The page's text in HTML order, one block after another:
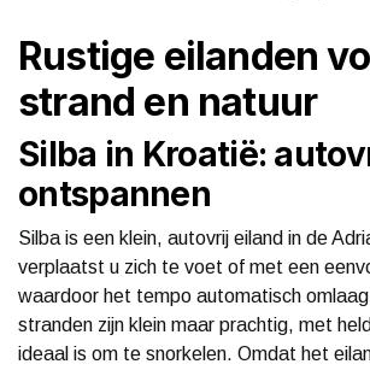
Rustige eilanden
strand en natuur
Silba in Kroatië:
ontspannen
Silba is een klein, autovrij eiland in de
verplaatst u zich te voet of met een
waardoor het tempo automatisch
stranden zijn klein maar prachtig, met
ideaal is om te snorkelen. Omdat het